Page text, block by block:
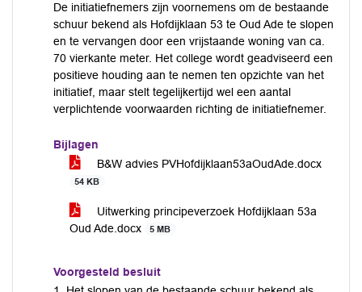
De initiatiefnemers zijn voornemens om de bestaande
schuur bekend als Hofdijklaan 53 te Oud Ade te slopen
en te vervangen door een vrijstaande woning van ca.
70 vierkante meter. Het college wordt geadviseerd een
positieve houding aan te nemen ten opzichte van het
initiatief, maar stelt tegelijkertijd wel een aantal
verplichtende voorwaarden richting de initiatiefnemer.
Bijlagen
B&W advies PVHofdijklaan53aOudAde.docx
54 KB
Uitwerking principeverzoek Hofdijklaan 53a
Oud Ade.docx
5 MB
Voorgesteld besluit